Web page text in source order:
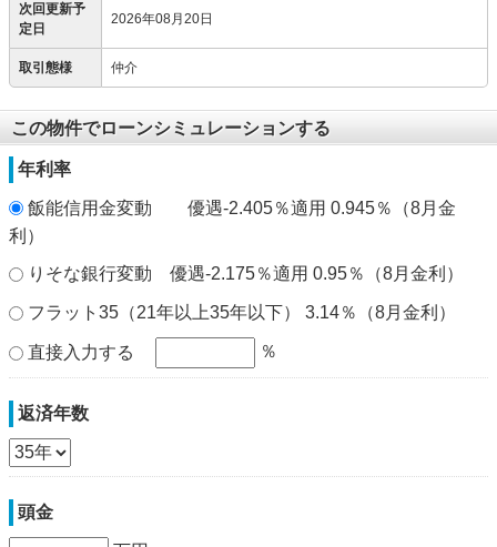
次回更新予
定日
2026年08月20日
取引態様 仲介
この物件でローンシミュレーションする
年利率
飯能信用金変動 優遇-2.405％適用 0.945％（8月金
利）
りそな銀行変動 優遇-2.175％適用 0.95％（8月金利）
フラット35（21年以上35年以下） 3.14％（8月金利）
直接入力する ％
返済年数
頭金